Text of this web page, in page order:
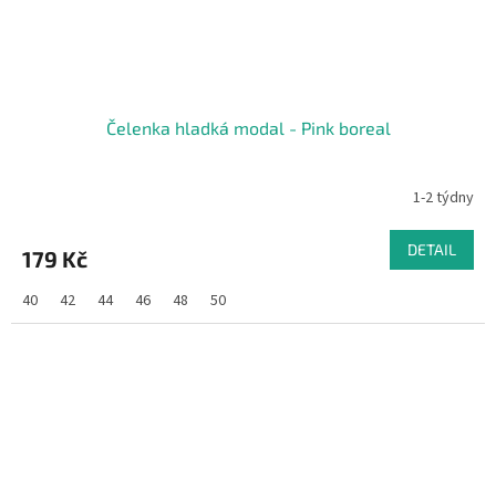
Čelenka hladká modal - Pink boreal
1-2 týdny
179 Kč DETAIL
40 42 44 46 48 50